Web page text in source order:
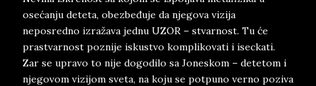
osećanju deteta, obezbeđuje da njegova vizija
neposredno izražava jednu UZOR – stvarnost. Tu će
prastvarnost poznije iskustvo komplikovati i iseckati.
Zar se upravo to nije dogodilo sa Joneskom – detetom i
njegovom vizijom sveta, na koju se potpuno verno poziva